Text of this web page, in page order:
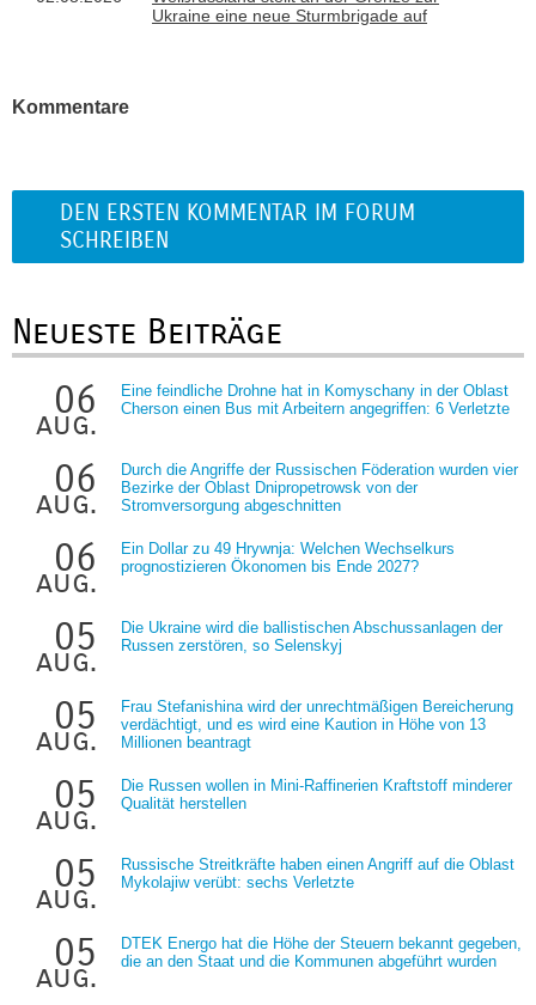
Ukraine eine neue Sturmbrigade auf
Kommentare
DEN ERSTEN KOMMENTAR IM FORUM
SCHREIBEN
Neueste Beiträge
06
aug.
Eine feindliche Drohne hat in Komyschany in der Oblast
Cherson einen Bus mit Arbeitern angegriffen: 6 Verletzte
06
aug.
Durch die Angriffe der Russischen Föderation wurden vier
Bezirke der Oblast Dnipropetrowsk von der
Stromversorgung abgeschnitten
06
aug.
Ein Dollar zu 49 Hrywnja: Welchen Wechselkurs
prognostizieren Ökonomen bis Ende 2027?
05
aug.
Die Ukraine wird die ballistischen Abschussanlagen der
Russen zerstören, so Selenskyj
05
aug.
Frau Stefanishina wird der unrechtmäßigen Bereicherung
verdächtigt, und es wird eine Kaution in Höhe von 13
Millionen beantragt
05
aug.
Die Russen wollen in Mini-Raffinerien Kraftstoff minderer
Qualität herstellen
05
aug.
Russische Streitkräfte haben einen Angriff auf die Oblast
Mykolajiw verübt: sechs Verletzte
05
aug.
DTEK Energo hat die Höhe der Steuern bekannt gegeben,
die an den Staat und die Kommunen abgeführt wurden